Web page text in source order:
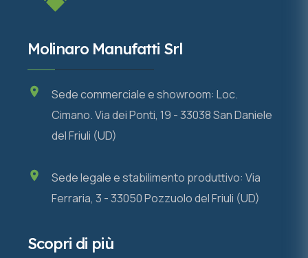
Molinaro Manufatti Srl
Sede commerciale e showroom: Loc.
Cimano. Via dei Ponti, 19 - 33038 San Daniele
del Friuli (UD)
Sede legale e stabilimento produttivo: Via
Ferraria, 3 - 33050 Pozzuolo del Friuli (UD)
Scopri di più